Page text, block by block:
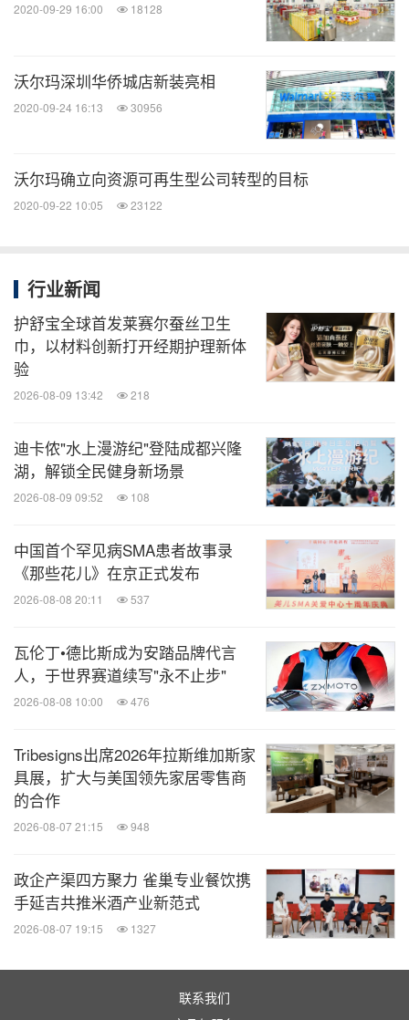
2020-09-29 16:00 18128
沃尔玛深圳华侨城店新装亮相
2020-09-24 16:13 30956
沃尔玛确立向资源可再生型公司转型的目标
2020-09-22 10:05 23122
行业新闻
护舒宝全球首发莱赛尔蚕丝卫生
巾，以材料创新打开经期护理新体
验
2026-08-09 13:42 218
迪卡侬"水上漫游纪"登陆成都兴隆
湖，解锁全民健身新场景
2026-08-09 09:52 108
中国首个罕见病SMA患者故事录
《那些花儿》在京正式发布
2026-08-08 20:11 537
瓦伦丁•德比斯成为安踏品牌代言
人，于世界赛道续写"永不止步"
2026-08-08 10:00 476
Tribesigns出席2026年拉斯维加斯家
具展，扩大与美国领先家居零售商
的合作
2026-08-07 21:15 948
政企产渠四方聚力 雀巢专业餐饮携
手延吉共推米酒产业新范式
2026-08-07 19:15 1327
联系我们